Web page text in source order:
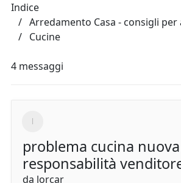
Indice
Arredamento Casa - consigli per
Cucine
4 messaggi
problema cucina
responsabilità
da lorcar